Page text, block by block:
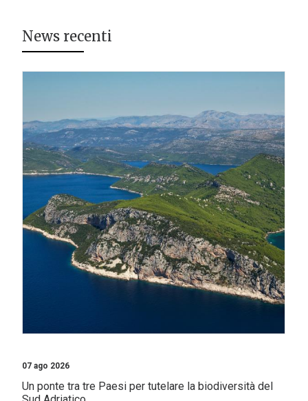
News recenti
07 ago 2026
Un ponte tra tre Paesi per tutelare la biodiversità del